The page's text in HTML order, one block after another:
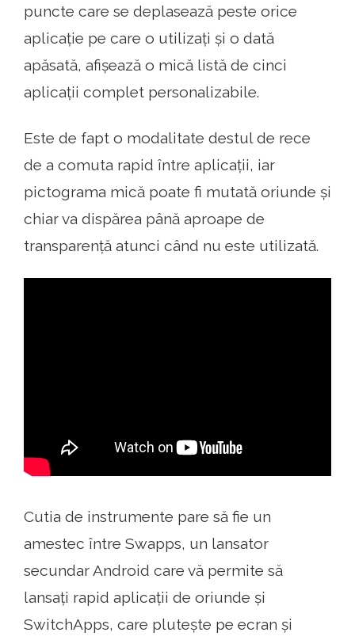
puncte care se deplasează peste orice
aplicație pe care o utilizați și o dată
apăsată, afișează o mică listă de cinci
aplicații complet personalizabile.
Este de fapt o modalitate destul de rece
de a comuta rapid între aplicații, iar
pictograma mică poate fi mutată oriunde și
chiar va dispărea până aproape de
transparență atunci când nu este utilizată.
Cutia de instrumente pare să fie un
amestec între Swapps, un lansator
secundar Android care vă permite să
lansați rapid aplicații de oriunde și
SwitchApps, care plutește pe ecran și